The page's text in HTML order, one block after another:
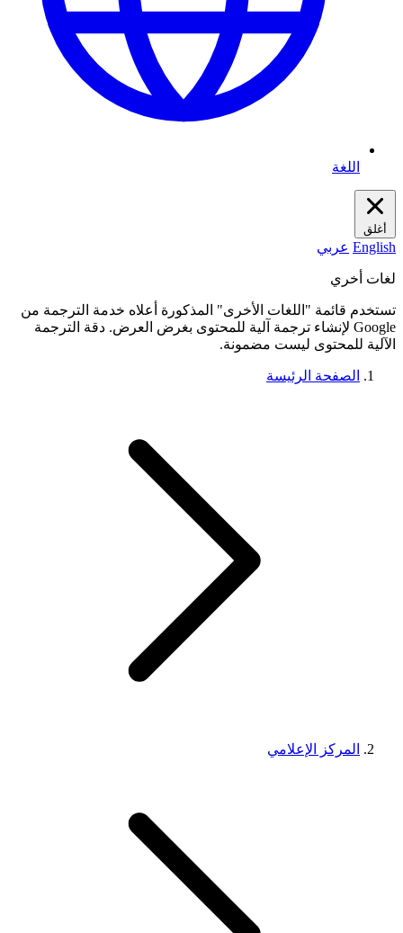
اللغة
أغلق
English عربي
لغات أخري
تستخدم قائمة "اللغات الأخرى" المذكورة أعلاه خدمة الترجمة من
Google لإنشاء ترجمة آلية للمحتوى بغرض العرض. دقة الترجمة
الآلية للمحتوى ليست مضمونة.
الصفحة الرئيسة
المركز الإعلامي